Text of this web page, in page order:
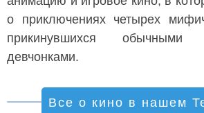
о приключениях четырех
прикинувшихся обычными
девчонками.
Все о кино в нашем